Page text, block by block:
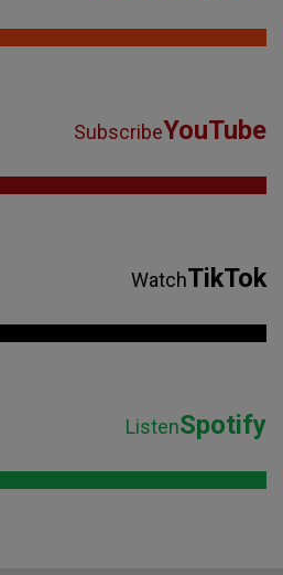
SubscribeYouTube
WatchTikTok
ListenSpotify